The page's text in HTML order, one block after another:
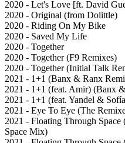
2020 - Let's Love [ft. David
2020 - Original (from Dolittle)
2020 - Riding On My Bike
2020 - Saved My Life
2020 - Together
2020 - Together (F9 Remixes)
2020 - Together (Initial Talk
2021 - 1+1 (Banx & Ranx
2021 - 1+1 (feat. Amir) (Banx
2021 - 1+1 (feat. Yandel &
2021 - Eye To Eye (The
2021 - Floating Through
Space Mix)